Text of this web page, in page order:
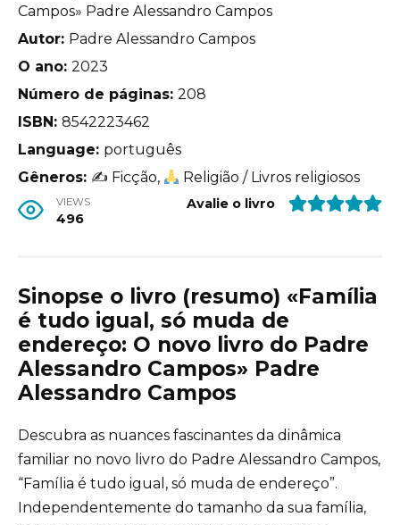
Campos» Padre Alessandro Campos
Autor: Padre Alessandro Campos
O ano: 2023
Número de páginas: 208
ISBN: 8542223462
Language: português
Gêneros: ✍ Ficção, Religião / Livros religiosos
VIEWS
496
Avalie o livro
Sinopse o livro (resumo) «Família
é tudo igual, só muda de
endereço: O novo livro do Padre
Alessandro Campos» Padre
Alessandro Campos
Descubra as nuances fascinantes da dinâmica
familiar no novo livro do Padre Alessandro Campos,
“Família é tudo igual, só muda de endereço”.
Independentemente do tamanho da sua família,